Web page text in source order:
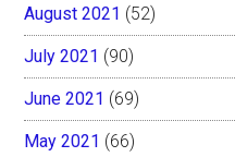
August 2021 (52)
July 2021 (90)
June 2021 (69)
May 2021 (66)